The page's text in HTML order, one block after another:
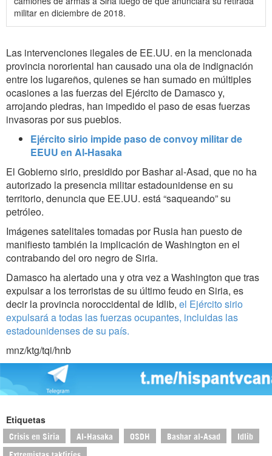
militar en diciembre de 2018.
Las intervenciones ilegales de EE.UU. en la mencionada
provincia nororiental han causado una ola de indignación
entre los lugareños, quienes se han sumado en múltiples
ocasiones a las fuerzas del Ejército de Damasco y,
arrojando piedras, han impedido el paso de esas fuerzas
invasoras por sus pueblos.
Ejército sirio impide paso de convoy militar de
EEUU en Al-Hasaka
El Gobierno sirio, presidido por Bashar al-Asad, que no ha
autorizado la presencia militar estadounidense en su
territorio, denuncia que EE.UU. está “saqueando” su
petróleo.
Imágenes satelitales tomadas por Rusia han puesto de
manifiesto también la implicación de Washington en el
contrabando del oro negro de Siria.
Damasco ha alertado una y otra vez a Washington que tras
expulsar a los terroristas de su último feudo en Siria, es
decir la provincia noroccidental de Idlib, el Ejército sirio
expulsará a todas las fuerzas ocupantes, incluidas las
estadounidenses de su país.
mnz/ktg/tqi/hnb
Etiquetas
Crisis en Siria Al-Hasaka OSDH Bashar al-Asad Idlib
Extremistas takfiríes